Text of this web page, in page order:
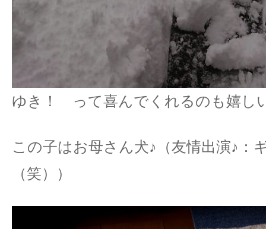
ゆき！ って喜んでくれるのも嬉し
この子はお母さん犬♪（友情出演♪：
（笑））